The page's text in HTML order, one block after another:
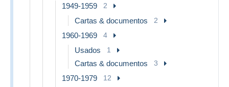
1949-1959 2
Cartas & documentos 2
1960-1969 4
Usados 1
Cartas & documentos 3
1970-1979 12